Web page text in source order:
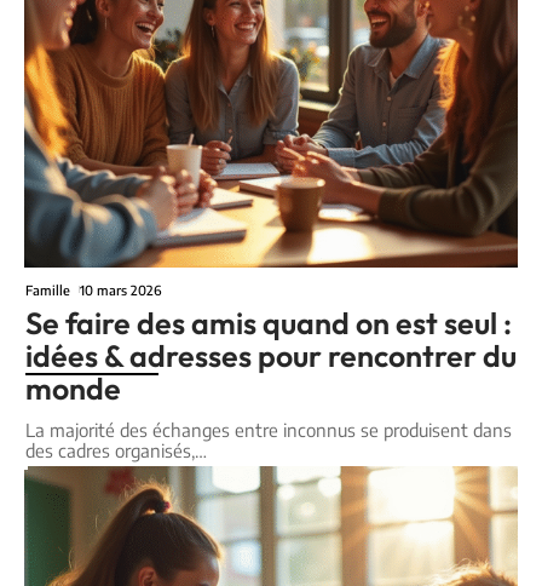
Famille 10 mars 2026
Se faire des amis quand on est seul :
idées & adresses pour rencontrer du
monde
La majorité des échanges entre inconnus se produisent dans
des cadres organisés,